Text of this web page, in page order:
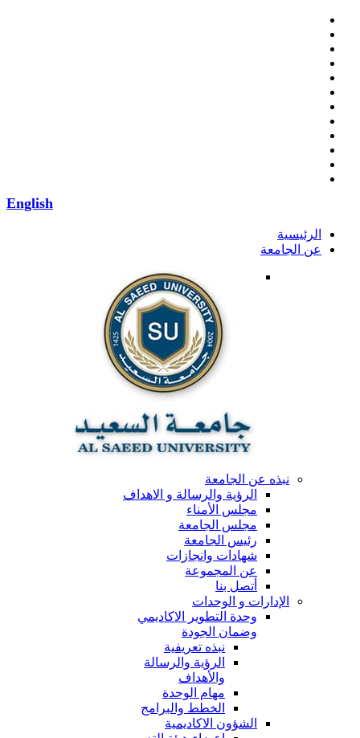
English
الرئيسية
عن الجامعة
نبذه عن الجامعة
الرؤية والرسالة و الاهداف
مجلس الأمناء
مجلس الجامعة
رئيس الجامعة
شهادات وانجازات
عن المجموعة
أتصل بنا
الإدارات و الوحدات
وحدة التطوير الاكاديمي
وضمان الجودة
نبذه تعريفية
الرؤية والرسالة
والأهداف
مهام الوحدة
الخطط والبرامج
الشؤون الاكاديمية